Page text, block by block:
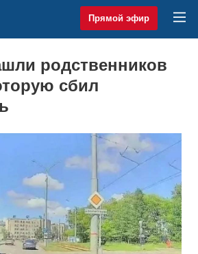
Прямой эфир
родственников
сбил